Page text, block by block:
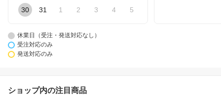
30 31 1 2 3 4 5
休業日（受注・発送対応なし）
受注対応のみ
発送対応のみ
ショップ内の注目商品